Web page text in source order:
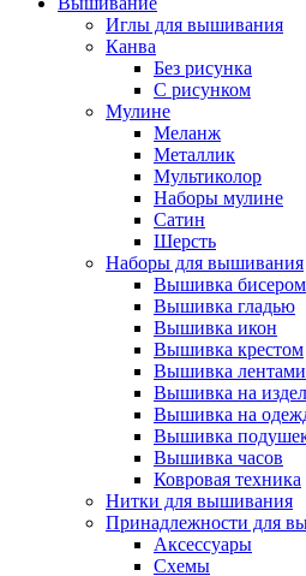
Иглы для вышивания
Канва
Без рисунка
С рисунком
Мулине
Меланж
Металлик
Мультиколор
Наборы мулине
Сатин
Шерсть
Наборы для вышивания
Вышивка бисером
Вышивка гладью
Вышивка икон
Вышивка крестом
Вышивка лентами
Вышивка на
Вышивка на
Вышивка
Вышивка часов
Ковровая техника
Нитки для вышивания
Принадлежности для
Аксессуары
Схемы